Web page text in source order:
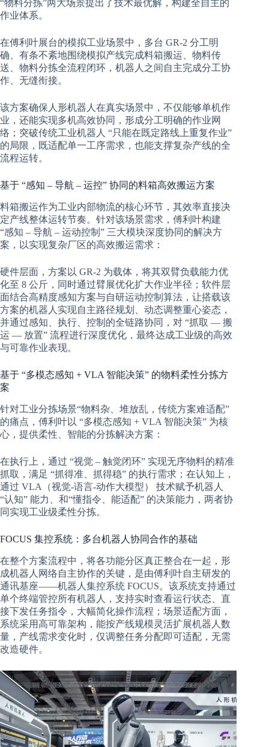
“物料分拣”两大场景提出了技术最优解，构建全自主的
作业体系。
在傅利叶展台的模拟工业场景中，多台 GR-2 分工明
确、有条不紊地围绕模拟产线完成料箱搬运、物料传
送、物料分拣全流程闭环，机器人之间自主完成分工协
作、无缝衔接。
该方案确保人形机器人在真实场景中，不仅能够单机作
业，还能实现多机高效协同，形成分工明确的作业网
络；突破传统工业机器人 “只能在既定路线上重复作业”
的局限，既适配单一工序需求，也能支撑复杂产线的全
流程运转。
基于 “感知 – 导航 – 运控” 协同的料箱高效搬运方案
料箱搬运作为工业内部物流的核心环节，其效率直接决
定产线整体运转节奏。针对该场景需求，傅利叶构建
“感知 – 导航 – 运动控制” 三大模块深度协同的解决方
案，以实现复杂厂区的高效搬运需求：
硬件层面，方案以 GR-2 为载体，将其双臂负载能力优
化至 8 公斤，同时通过臂展优化扩大作业半径；软件层
面结合高精度感知方案与自研运动控制算法，让搭载该
方案的机器人实现自主路径规划、动态调整重心姿态，
并通过感知、执行、控制的全链路协同，对 “抓取 — 搬
运 — 放置” 流程进行深度优化，最终达成工业级的高效
与可靠作业表现。
基于 “多模态感知 + VLA 智能决策” 的物料柔性分拣方
案
针对工业分拣场景“物料杂、堆放乱，传统方案难适配”
的痛点，傅利叶以 “多模态感知 + VLA 智能决策” 为核
心，提供柔性、智能的分拣解决方案：
在执行上，通过 “视觉 – 触觉闭环” 实现无序物料的精准
抓取，满足 “抓得准、抓得稳” 的执行需求；在认知上，
通过 VLA（视觉-语言-动作大模型） 技术赋予机器人
“认知” 能力、和“懂指令、能适配” 的决策能力，两者协
同实现工业级柔性分拣。
FOCUS 集控系统：多台机器人协同合作的基础
在整个方案流程中，将各功能分区真正整合在一起，形
成机器人网络自主协作的关键，是由傅利叶自主研发的
通讯基座——机器人集控系统 FOCUS。该系统支持通过
单个终端管控所有机器人，支持实时查看运行状态、直
接下发任务指令，大幅简化操作流程；场景适配方面，
系统采用高可靠架构，能按产线规模灵活扩展机器人数
量，产线需求变化时，仅调整任务分配即可适配，无需
改造硬件。